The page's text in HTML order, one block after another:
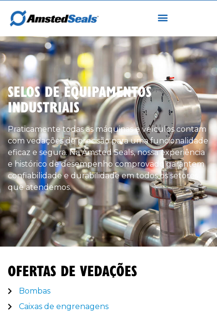
SELOS DE EQUIPAMENTOS
INDUSTRIAIS
Praticamente todas as máquinas e veículos contam
com vedações de precisão para uma funcionalidade
eficaz e segura. Na Amsted Seals, nossa experiência
e histórico de desempenho comprovado garantem
confiabilidade e durabilidade em todos os setores
que atendemos.
OFERTAS DE VEDAÇÕES
Bombas
Caixas de engrenagens